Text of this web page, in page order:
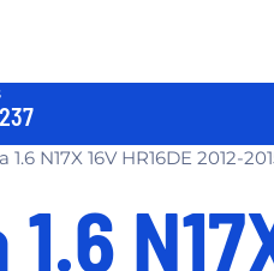
1.6 N17X 16V HR16DE 2012-